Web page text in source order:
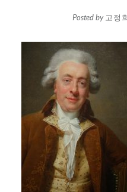
Posted by 고정